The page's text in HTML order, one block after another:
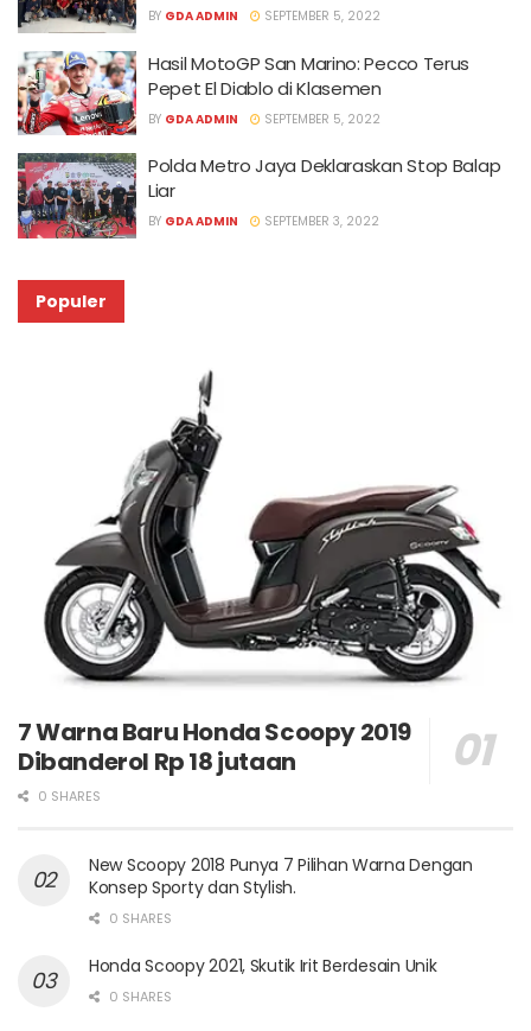
BY GDA ADMIN SEPTEMBER 5, 2022
Hasil MotoGP San Marino: Pecco Terus
Pepet El Diablo di Klasemen
BY GDA ADMIN SEPTEMBER 5, 2022
Polda Metro Jaya Deklaraskan Stop Balap
Liar
BY GDA ADMIN SEPTEMBER 3, 2022
Populer
7 Warna Baru Honda Scoopy 2019
Dibanderol Rp 18 jutaan
0 SHARES
New Scoopy 2018 Punya 7 Pilihan Warna Dengan
Konsep Sporty dan Stylish.
0 SHARES
Honda Scoopy 2021, Skutik Irit Berdesain Unik
0 SHARES